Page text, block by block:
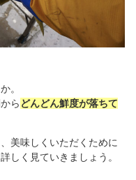
。
ら どんどん鮮度が落ちて
美味しくいただくために
しく見ていきましょう。